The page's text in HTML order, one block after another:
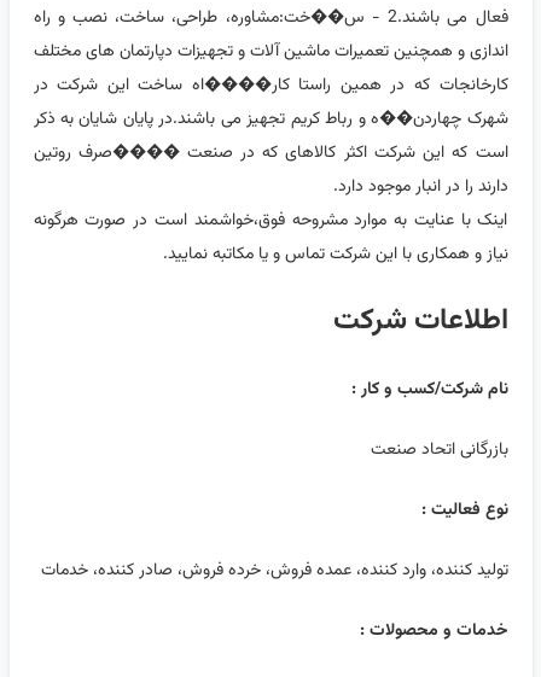
فعال می باشند.2 - س��خت:مشاوره، طراحی، ساخت، نصب و راه
اندازی و همچنین تعمیرات ماشین آلات و تجهیزات دپارتمان های مختلف
کارخانجات که در همین راستا کار����اه ساخت این شرکت در
شهرک چهاردن��ه و رباط کریم تجهیز می باشند.در پایان شایان به ذکر
است که این شرکت اکثر کالاهای که در صنعت ����صرف روتین
دارند را در انبار موجود دارد.
اینک با عنایت به موارد مشروحه فوق،خواشمند است در صورت هرگونه
نیاز و همکاری با این شرکت تماس و یا مکاتبه نمایید.
اطلاعات شرکت
نام شرکت/کسب و کار :
بازرگانی اتحاد صنعت
نوع فعالیت :
تولید کننده، وارد کننده، عمده فروش، خرده فروش، صادر کننده، خدمات
خدمات و محصولات :